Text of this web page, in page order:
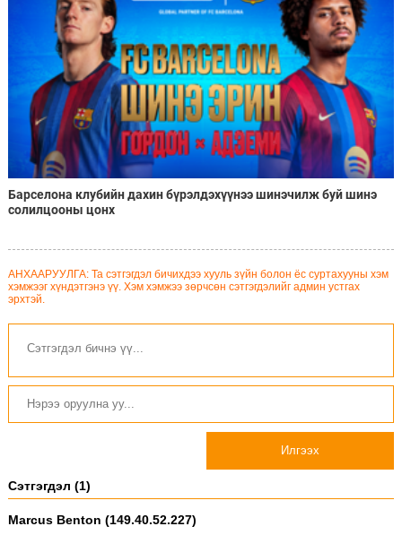
Барселона клубийн дахин бүрэлдэхүүнээ шинэчилж буй шинэ
солилцооны цонх
АНХААРУУЛГА: Та сэтгэгдэл бичихдээ хууль зүйн болон ёс суртахууны хэм
хэмжээг хүндэтгэнэ үү. Хэм хэмжээ зөрчсөн сэтгэгдэлийг админ устгах
эрхтэй.
Илгээх
Сэтгэгдэл (1)
Marcus Benton (149.40.52.227)